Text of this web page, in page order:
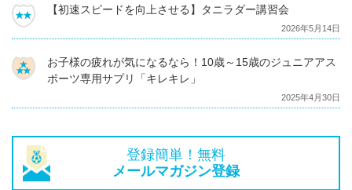
【初速スピードを向上させる】タニラダー講習会
2026年5月14日
お子様の疲れが気になるなら！10歳～15歳のジュニアアス
ポーツ専用サプリ「キレキレ」
2025年4月30日
登録簡単！無料
メールマガジン登録